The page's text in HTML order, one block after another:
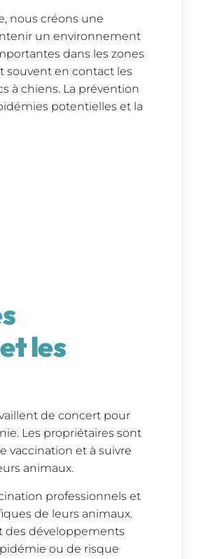
nous créons une
un environnement
dans les zones
souvent en contact les
à chiens. La prévention
potentielles et la
les
de concert pour
Les propriétaires sont
vaccination et à suivre
animaux.
professionnels et
de leurs animaux.
des développements
ou de risque